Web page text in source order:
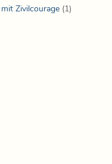
Zivilcourage (1)